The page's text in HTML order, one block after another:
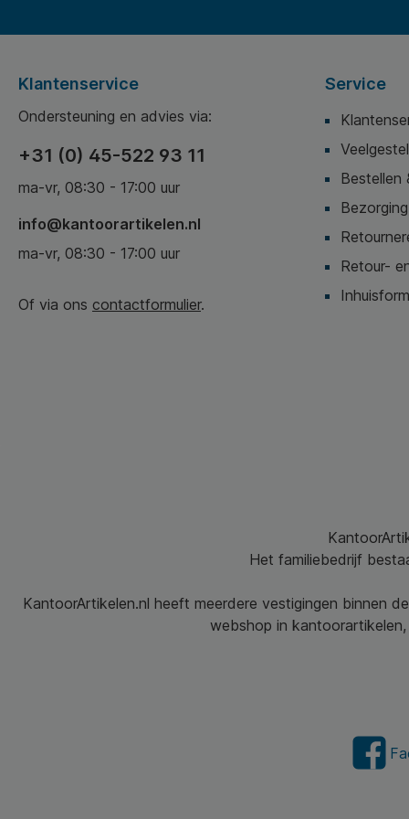
Klantenservice
Ondersteuning en advies via:
+31 (0) 45-522 93 11
ma-vr, 08:30 - 17:00 uur
info@kantoorartikelen.nl
ma-vr, 08:30 - 17:00 uur
Of via ons contactformulier.
Service
Bestellen
Retour-
Het familiebedrijf
KantoorArtikelen.nl heeft meerdere vestigingen binnen
webshop in